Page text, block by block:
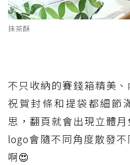
抹茶酥
不只收納的賽錢箱精美
祝賀封條和提袋都細節
思，翻頁就會出現立體
logo會隨不同角度散發
啊😍